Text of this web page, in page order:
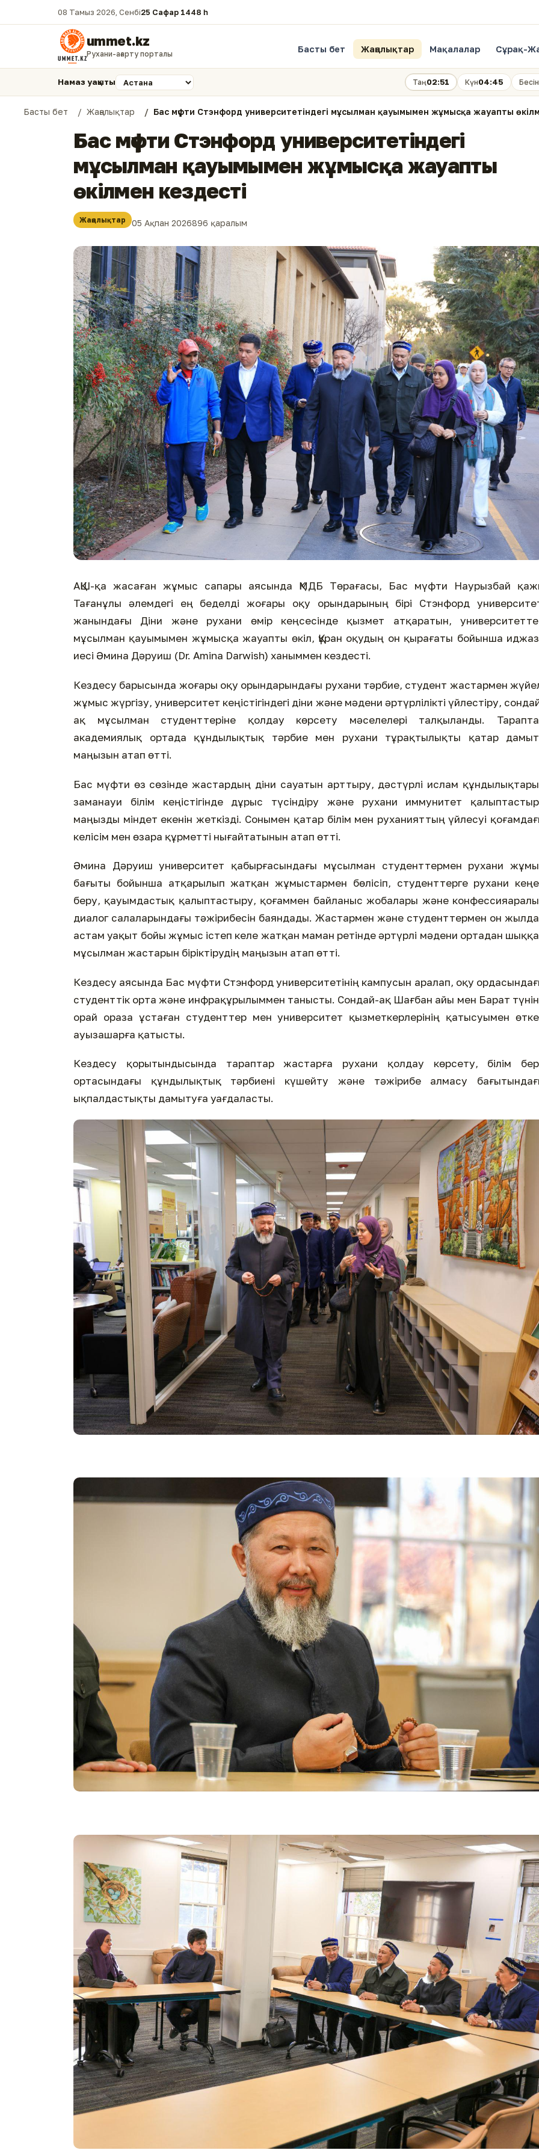
08 Тамыз 2026, Сенбі25 Сафар 1448 һ.
ummet.kz
Рухани-ағарту порталы Басты бет Жаңалықтар Мақалалар Сұрақ-
Намаз уақыты Таң02:51 Күн04:45 Бесін
Басты бет Жаңалықтар Бас мүфти Стэнфорд университетіндегі мұсылман қауымымен жұмысқа жауапты
Бас мүфти Стэнфорд университетіндегі
мұсылман қауымымен жұмысқа жауапты
өкілмен кездесті
Жаңалықтар 05 Ақпан 2026896 қаралым
АҚШ-қа жасаған жұмыс сапары аясында ҚМДБ Төрағасы, Бас мүфти Наурызбай
Тағанұлы әлемдегі ең беделді жоғары оқу орындарының бірі Стэнфорд
жанындағы Діни және рухани өмір кеңсесінде қызмет атқаратын,
мұсылман қауымымен жұмысқа жауапты өкіл, Құран оқудың он қырағаты бойынша
иесі Әмина Дәруиш (Dr. Amina Darwish) ханыммен кездесті.
Кездесу барысында жоғары оқу орындарындағы рухани тәрбие, студент жастармен
жұмыс жүргізу, университет кеңістігіндегі діни және мәдени әртүрлілікті үйлестіру,
ақ мұсылман студенттеріне қолдау көрсету мәселелері талқыланды.
академиялық ортада құндылықтық тәрбие мен рухани тұрақтылықты қатар
маңызын атап өтті.
Бас мүфти өз сөзінде жастардың діни сауатын арттыру, дәстүрлі ислам
заманауи білім кеңістігінде дұрыс түсіндіру және рухани иммунитет
маңызды міндет екенін жеткізді. Сонымен қатар білім мен руханияттың үйлесуі
келісім мен өзара құрметті нығайтатынын атап өтті.
Әмина Дәруиш университет қабырғасындағы мұсылман студенттермен рухани
бағыты бойынша атқарылып жатқан жұмыстармен бөлісіп, студенттерге рухани
беру, қауымдастық қалыптастыру, қоғаммен байланыс жобалары және
диалог салаларындағы тәжірибесін баяндады. Жастармен және студенттермен он
астам уақыт бойы жұмыс істеп келе жатқан маман ретінде әртүрлі мәдени ортадан
мұсылман жастарын біріктірудің маңызын атап өтті.
Кездесу аясында Бас мүфти Стэнфорд университетінің кампусын аралап, оқу
студенттік орта және инфрақұрылыммен танысты. Сондай-ақ Шағбан айы мен Барат
орай ораза ұстаған студенттер мен университет қызметкерлерінің қатысуымен
ауызашарға қатысты.
Кездесу қорытындысында тараптар жастарға рухани қолдау көрсету, білім
ортасындағы құндылықтық тәрбиені күшейту және тәжірибе алмасу
ықпалдастықты дамытуға уағдаласты.